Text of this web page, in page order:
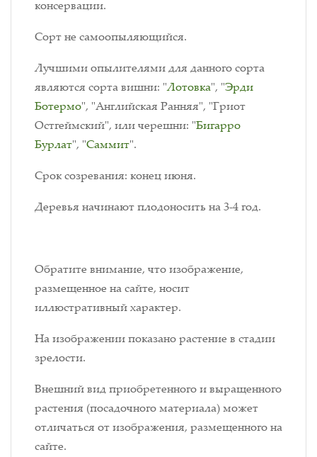
консервации.
Сорт не самоопыляющийся.
Лучшими опылителями для данного сорта
являются сорта вишни: "Лотовка", "Эрди
Ботермо", "Английская Ранняя", "Гриот
Остгеймский", или черешни: "Бигарро
Бурлат", "Саммит".
Срок созревания: конец июня.
Деревья начинают плодоносить на 3-4 год.
Обратите внимание, что изображение,
размещенное на сайте, носит
иллюстративный характер.
На изображении показано растение в стадии
зрелости.
Внешний вид приобретенного и выращенного
растения (посадочного материала) может
отличаться от изображения, размещенного на
сайте.